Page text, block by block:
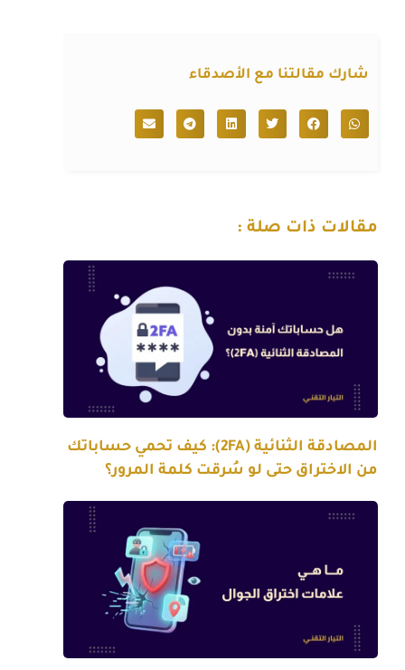
شارك مقالتنا مع الأصدقاء
مقالات ذات صلة :
المصادقة الثنائية (2FA): كيف تحمي حساباتك
من الاختراق حتى لو سُرقت كلمة المرور؟